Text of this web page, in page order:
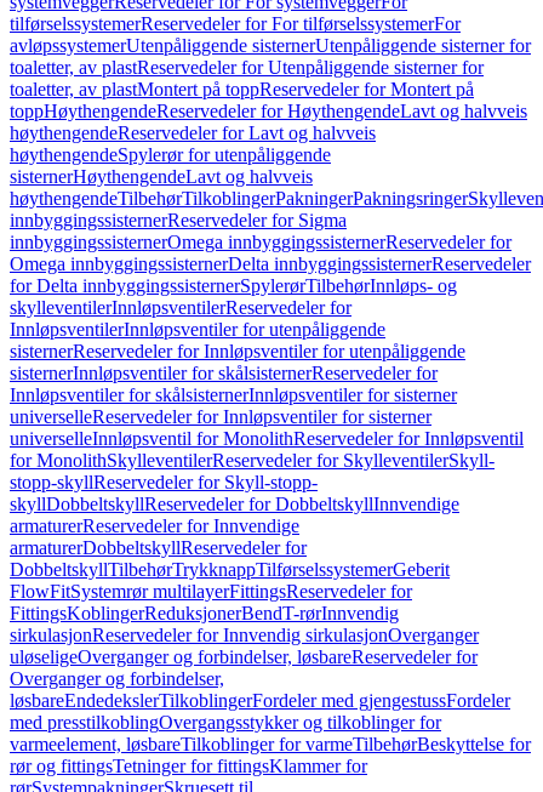
tilførselssystemerReservedeler for For tilførselssystemerFor
avløpssystemerUtenpåliggende sisternerUtenpåliggende sisterner for
toaletter, av plastReservedeler for Utenpåliggende sisterner for
toaletter, av plastMontert på toppReservedeler for Montert på
toppHøythengendeReservedeler for HøythengendeLavt og halvveis
høythengendeReservedeler for Lavt og halvveis
høythengendeSpylerør for utenpåliggende
sisternerHøythengendeLavt og halvveis
høythengendeTilbehørTilkoblingerPakningerPakningsringer
innbyggingssisternerReservedeler for Sigma
innbyggingssisternerOmega innbyggingssisternerReservedeler for
Omega innbyggingssisternerDelta innbyggingssisternerReservedeler
for Delta innbyggingssisternerSpylerørTilbehørInnløps- og
skylleventilerInnløpsventilerReservedeler for
InnløpsventilerInnløpsventiler for utenpåliggende
sisternerReservedeler for Innløpsventiler for utenpåliggende
sisternerInnløpsventiler for skålsisternerReservedeler for
Innløpsventiler for skålsisternerInnløpsventiler for sisterner
universelleReservedeler for Innløpsventiler for sisterner
universelleInnløpsventil for MonolithReservedeler for Innløpsventil
for MonolithSkylleventilerReservedeler for SkylleventilerSkyll-
stopp-skyllReservedeler for Skyll-stopp-
skyllDobbeltskyllReservedeler for DobbeltskyllInnvendige
armaturerReservedeler for Innvendige
armaturerDobbeltskyllReservedeler for
DobbeltskyllTilbehørTrykknappTilførselssystemerGeberit
FlowFitSystemrør multilayerFittingsReservedeler for
FittingsKoblingerReduksjonerBendT-rørInnvendig
sirkulasjonReservedeler for Innvendig sirkulasjonOverganger
uløseligeOverganger og forbindelser, løsbareReservedeler for
Overganger og forbindelser,
løsbareEndedekslerTilkoblingerFordeler med gjengestussFordeler
med presstilkoblingOvergangsstykker og tilkoblinger for
varmeelement, løsbareTilkoblinger for varmeTilbehørBeskyttelse for
rør og fittingsTetninger for fittingsKlammer for
rørSystempakningerSkruesett til